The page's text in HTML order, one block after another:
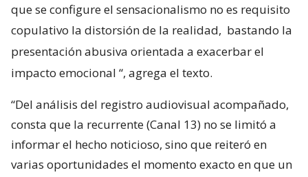
que se configure el sensacionalismo no es requisito
copulativo la distorsión de la realidad, bastando la
presentación abusiva orientada a exacerbar el
impacto emocional “, agrega el texto.
“Del análisis del registro audiovisual acompañado,
consta que la recurrente (Canal 13) no se limitó a
informar el hecho noticioso, sino que reiteró en
varias oportunidades el momento exacto en que un